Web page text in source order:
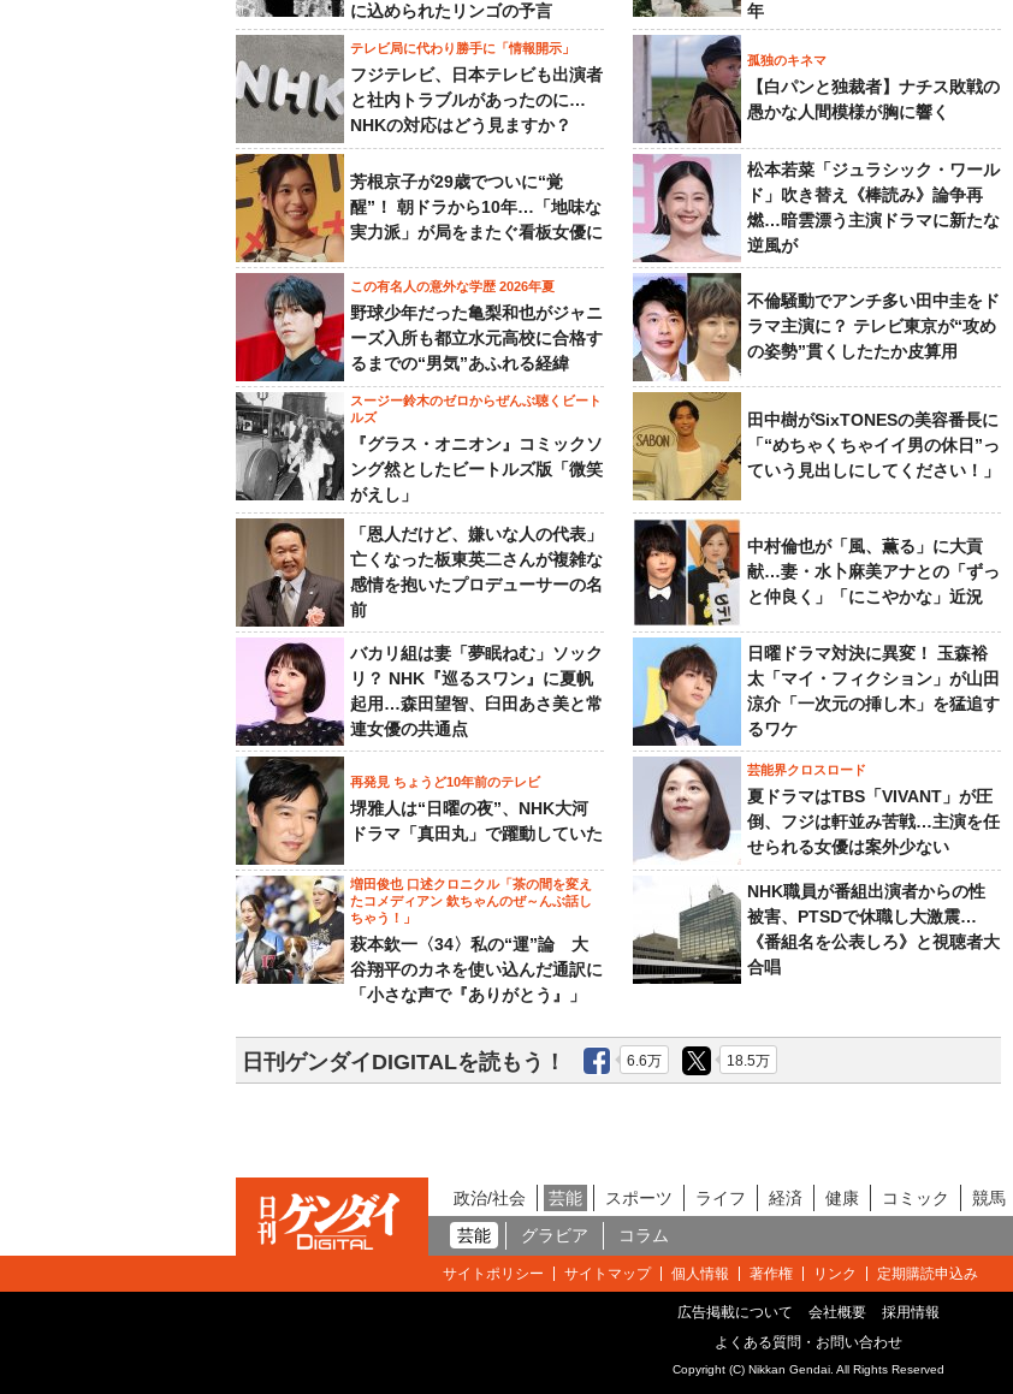
に込められたリンゴの予言
年
テレビ局に代わり勝手に「情報開示」
フジテレビ、日本テレビも出演者
と社内トラブルがあったのに…
NHKの対応はどう見ますか？
孤独のキネマ
【白パンと独裁者】ナチス敗戦の
愚かな人間模様が胸に響く
芳根京子が29歳でついに“覚
醒”！ 朝ドラから10年…「地味な
実力派」が局をまたぐ看板女優に
松本若菜「ジュラシック・ワール
ド」吹き替え《棒読み》論争再
燃…暗雲漂う主演ドラマに新たな
逆風が
この有名人の意外な学歴 2026年夏
野球少年だった亀梨和也がジャニ
ーズ入所も都立水元高校に合格す
るまでの“男気”あふれる経緯
不倫騒動でアンチ多い田中圭をド
ラマ主演に？ テレビ東京が“攻め
の姿勢”貫くしたたか皮算用
スージー鈴木のゼロからぜんぶ聴くビート
ルズ
『グラス・オニオン』コミックソ
ング然としたビートルズ版「微笑
がえし」
田中樹がSixTONESの美容番長に
「“めちゃくちゃイイ男の休日”っ
ていう見出しにしてください！」
「恩人だけど、嫌いな人の代表」
亡くなった板東英二さんが複雑な
感情を抱いたプロデューサーの名
前
中村倫也が「風、薫る」に大貢
献…妻・水卜麻美アナとの「ずっ
と仲良く」「にこやかな」近況
バカリ組は妻「夢眠ねむ」ソック
リ？ NHK『巡るスワン』に夏帆
起用…森田望智、臼田あさ美と常
連女優の共通点
日曜ドラマ対決に異変！ 玉森裕
太「マイ・フィクション」が山田
涼介「一次元の挿し木」を猛追す
るワケ
再発見 ちょうど10年前のテレビ
堺雅人は“日曜の夜”、NHK大河
ドラマ「真田丸」で躍動していた
芸能界クロスロード
夏ドラマはTBS「VIVANT」が圧
倒、フジは軒並み苦戦…主演を任
せられる女優は案外少ない
増田俊也 口述クロニクル「茶の間を変え
たコメディアン 欽ちゃんのぜ～んぶ話し
ちゃう！」
萩本欽一〈34〉私の“運”論 大
谷翔平のカネを使い込んだ通訳に
「小さな声で『ありがとう』」
NHK職員が番組出演者からの性
被害、PTSDで休職し大激震…
《番組名を公表しろ》と視聴者大
合唱
日刊ゲンダイDIGITALを読もう！ 6.6万 18.5万
政治/社会 芸能 スポーツ ライフ 経済 健康 コミック 競馬
芸能
グラビア コラム
サイトポリシー サイトマップ 個人情報 著作権 リンク 定期購読申込み
広告掲載について 会社概要
採用情報
よくある質問・お問い合わせ
Copyright (C) Nikkan Gendai. All Rights Reserved